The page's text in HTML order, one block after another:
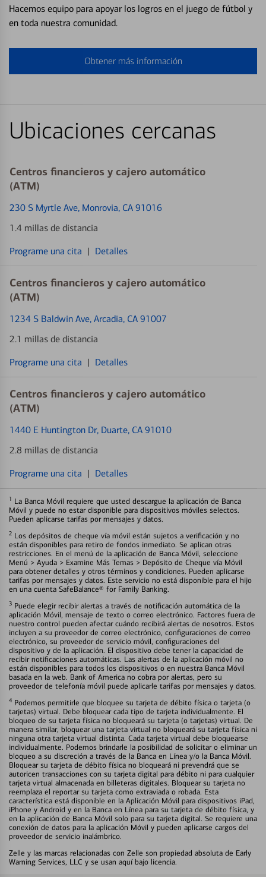
Hacemos equipo para apoyar los logros en el juego de fútbol y
en toda nuestra comunidad.
Obtener más información
Ubicaciones cercanas
Centros financieros y cajero automático
(ATM)
230 S Myrtle Ave, Monrovia, CA 91016
1.4 millas de distancia
Programe una cita | Detalles
Centros financieros y cajero automático
(ATM)
1234 S Baldwin Ave, Arcadia, CA 91007
2.1 millas de distancia
Programe una cita | Detalles
Centros financieros y cajero automático
(ATM)
1440 E Huntington Dr, Duarte, CA 91010
2.8 millas de distancia
Programe una cita | Detalles
1 La Banca Móvil requiere que usted descargue la aplicación de Banca
Móvil y puede no estar disponible para dispositivos móviles selectos.
Pueden aplicarse tarifas por mensajes y datos.
2 Los depósitos de cheque vía móvil están sujetos a verificación y no
están disponibles para retiro de fondos inmediato. Se aplican otras
restricciones. En el menú de la aplicación de Banca Móvil, seleccione
Menú > Ayuda > Examine Más Temas > Depósito de Cheque vía Móvil
para obtener detalles y otros términos y condiciones. Pueden aplicarse
tarifas por mensajes y datos. Este servicio no está disponible para el hijo
en una cuenta SafeBalance® for Family Banking.
3 Puede elegir recibir alertas a través de notificación automática de la
aplicación Móvil, mensaje de texto o correo electrónico. Factores fuera de
nuestro control pueden afectar cuándo recibirá alertas de nosotros. Estos
incluyen a su proveedor de correo electrónico, configuraciones de correo
electrónico, su proveedor de servicio móvil, configuraciones del
dispositivo y de la aplicación. El dispositivo debe tener la capacidad de
recibir notificaciones automáticas. Las alertas de la aplicación móvil no
están disponibles para todos los dispositivos o en nuestra Banca Móvil
basada en la web. Bank of America no cobra por alertas, pero su
proveedor de telefonía móvil puede aplicarle tarifas por mensajes y datos.
4 Podemos permitirle que bloquee su tarjeta de débito física o tarjeta (o
tarjetas) virtual. Debe bloquear cada tipo de tarjeta individualmente. El
bloqueo de su tarjeta física no bloqueará su tarjeta (o tarjetas) virtual. De
manera similar, bloquear una tarjeta virtual no bloqueará su tarjeta física ni
ninguna otra tarjeta virtual distinta. Cada tarjeta virtual debe bloquearse
individualmente. Podemos brindarle la posibilidad de solicitar o eliminar un
bloqueo a su discreción a través de la Banca en Línea y/o la Banca Móvil.
Bloquear su tarjeta de débito física no bloqueará ni prevendrá que se
autoricen transacciones con su tarjeta digital para débito ni para cualquier
tarjeta virtual almacenada en billeteras digitales. Bloquear su tarjeta no
reemplaza el reportar su tarjeta como extraviada o robada. Esta
característica está disponible en la Aplicación Móvil para dispositivos iPad,
iPhone y Android y en la Banca en Línea para su tarjeta de débito física, y
en la aplicación de Banca Móvil solo para su tarjeta digital. Se requiere una
conexión de datos para la aplicación Móvil y pueden aplicarse cargos del
proveedor de servicio inalámbrico.
Zelle y las marcas relacionadas con Zelle son propiedad absoluta de Early
Warning Services, LLC y se usan aquí bajo licencia.